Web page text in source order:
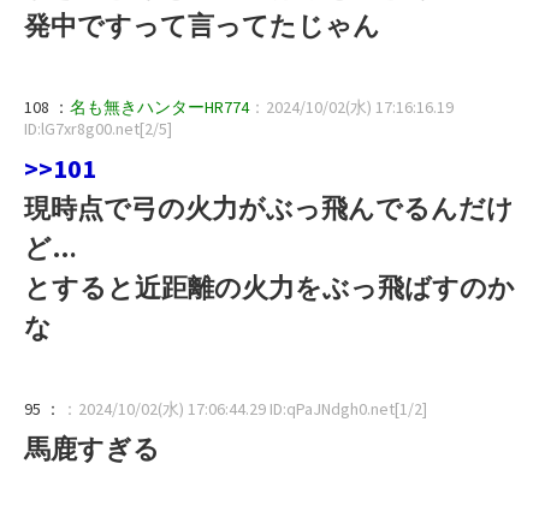
発中ですって言ってたじゃん
108 ： 名も無きハンターHR774：2024/10/02(水) 17:16:16.19
ID:lG7xr8g00.net[2/5]
>>101
現時点で弓の火力がぶっ飛んでるんだけ
ど…
とすると近距離の火力をぶっ飛ばすのか
な
95 ： ：2024/10/02(水) 17:06:44.29 ID:qPaJNdgh0.net[1/2]
馬鹿すぎる